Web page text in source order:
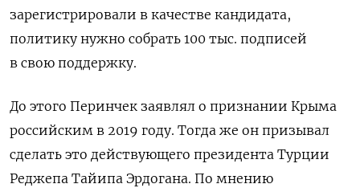
зарегистрировали в качестве кандидата,
политику нужно собрать 100 тыс. подписей
в свою поддержку.
До этого Перинчек заявлял о признании Крыма
российским в 2019 году. Тогда же он призывал
сделать это действующего президента Турции
Реджепа Тайипа Эрдогана. По мнению